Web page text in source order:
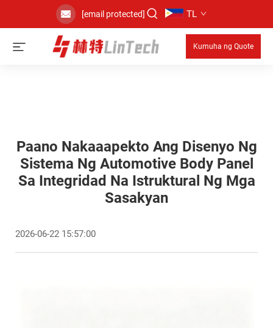
[email protected] TL
Kumuha ng Quote
Paano Nakaaapekto Ang Disenyo Ng
Sistema Ng Automotive Body Panel
Sa Integridad Na Istruktural Ng Mga
Sasakyan
2026-06-22 15:57:00